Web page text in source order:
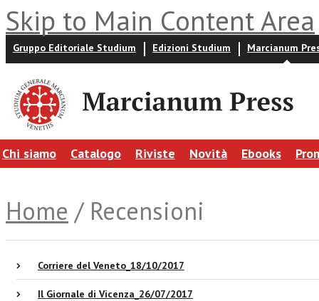
Skip to Main Content Area
Gruppo Editoriale Studium Edizioni Studium Marcianum
Chi siamo Catalogo Riviste Novità Ebooks
Home / Recensioni
Corriere del Veneto_18/10/2017
Il Giornale di Vicenza_26/07/2017